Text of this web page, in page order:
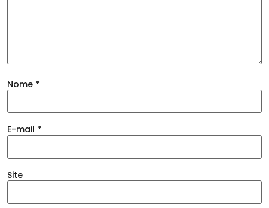
Nome *
E-mail *
Site